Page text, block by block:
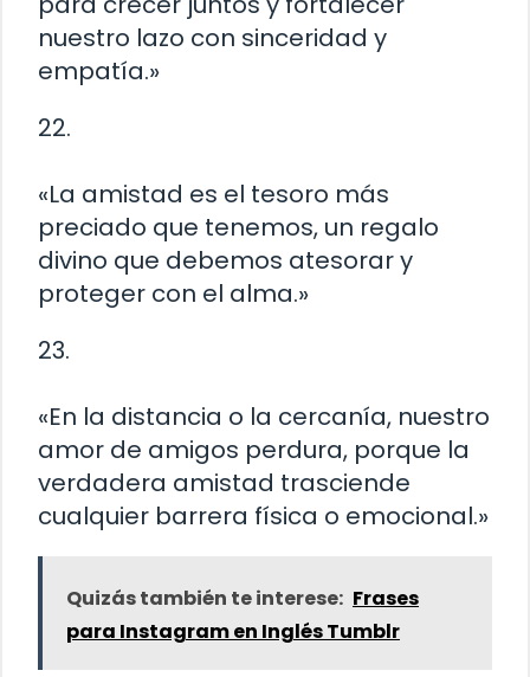
nuestro lazo con sinceridad y
empatía.»
22.
«La amistad es el tesoro más
preciado que tenemos, un regalo
divino que debemos atesorar y
proteger con el alma.»
23.
«En la distancia o la cercanía, nuestro
amor de amigos perdura, porque la
verdadera amistad trasciende
cualquier barrera física o emocional.»
Quizás también te interese: Frases
para Instagram en Inglés Tumblr